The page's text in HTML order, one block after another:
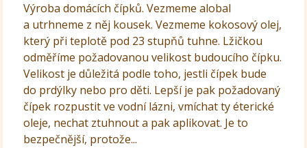
Výroba domácích čípků. Vezmeme alobal
a utrhneme z něj kousek. Vezmeme kokosový olej,
který při teplotě pod 23 stupňů tuhne. Lžičkou
odměříme požadovanou velikost budoucího čípku.
Velikost je důležitá podle toho, jestli čípek bude
do prdýlky nebo pro děti. Lepší je pak požadovaný
čípek rozpustit ve vodní lázni, vmíchat ty éterické
oleje, nechat ztuhnout a pak aplikovat. Je to
bezpečnější, protože...